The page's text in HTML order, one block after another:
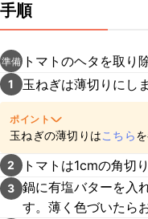
手順
準備 トマトのヘタを取り
1 玉ねぎは薄切りにしま
ポイント
玉ねぎの薄切りはこちら
2 トマトは1cmの角切
3 鍋に有塩バターを入
す。薄く色づいたら